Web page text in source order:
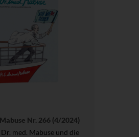
Nr. 266 (4/2024)
med. Mabuse und die